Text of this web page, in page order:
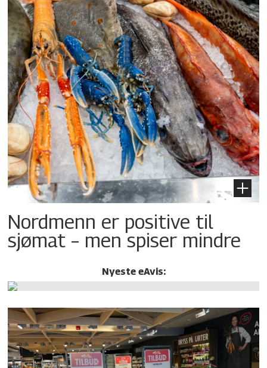
Nordmenn er positive til
sjømat – men spiser mindre
Nyeste eAvis: